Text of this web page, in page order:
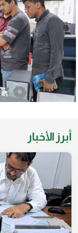
أبرز الأخبار